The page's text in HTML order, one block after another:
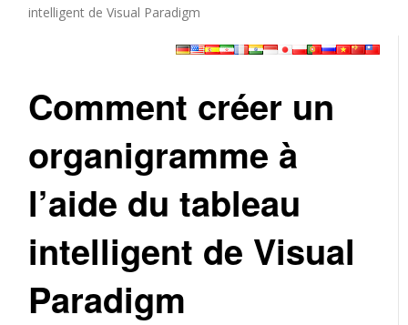
intelligent de Visual Paradigm
Comment créer un
organigramme à
l’aide du tableau
intelligent de Visual
Paradigm